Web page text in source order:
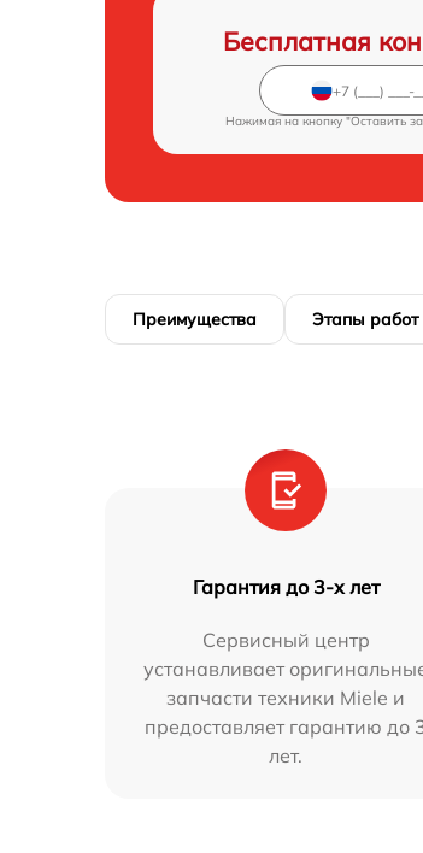
Бесплатная
Нажимая на кнопку "Оставить
Преимущества Этапы работ
Гарантия до 3-х лет
Сервисный центр
устанавливает
запчасти техники Miele и
предоставляет гарантию до
лет.